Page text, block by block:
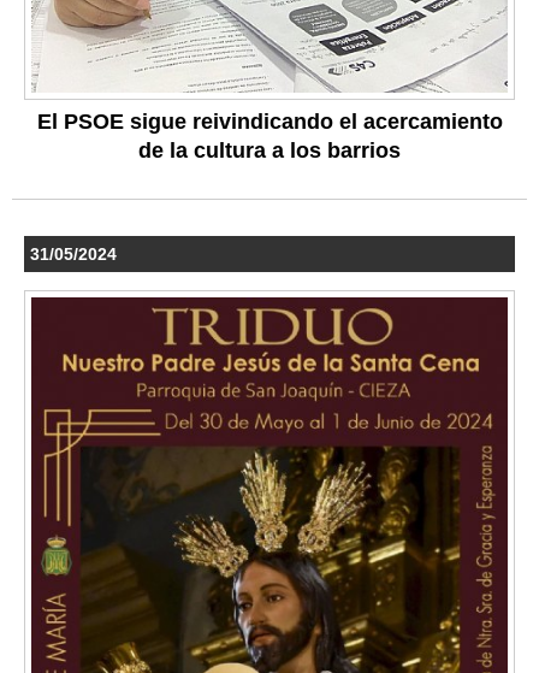
El PSOE sigue reivindicando el acercamiento
de la cultura a los barrios
31/05/2024